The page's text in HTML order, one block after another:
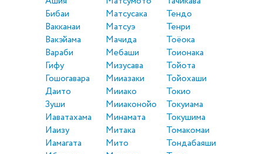
Бибаи
Вакканаи
Вакэйама
Вараби
Гифу
Гошогавара
Даито
Зуши
Иаватахама
Иаизу
Иамагата
Матсусака
Матсуэ
Мачида
Мебаши
Мизусава
Мииазаки
Мииако
Мииаконойо
Минамата
Митака
Мито
Тендо
Тенри
Тоёока
Тоионака
Тойота
Тойохаши
Токио
Токуиама
Токушима
Томакомаи
Тондабаяши